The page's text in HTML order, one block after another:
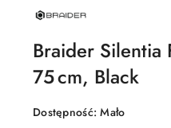
NAZWA
PRODUCENTA:
Braider Silentia
75 cm, Black
Dostępność:Mało